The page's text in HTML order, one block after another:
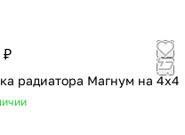
₽
Решетка радиатора Магнум на 4х4